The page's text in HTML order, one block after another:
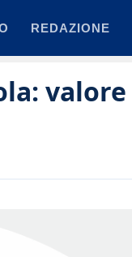
REDAZIONE
valore